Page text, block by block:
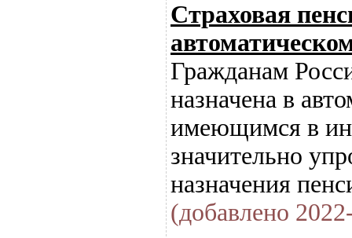
Страховая
Гражданам
назначена в
имеющимся в
значительно
назначения
(добавлено